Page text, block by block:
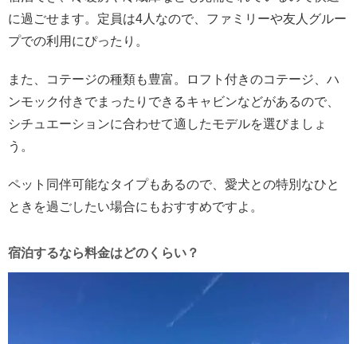
に過ごせます。定員は4人なので、ファミリーや友人グルー
プでの利用にぴったり。
また、コテージの種類も豊富。ロフト付きのコテージ、ハ
ンモック付きでまったりできるキャビンなどがあるので、
シチュエーションに合わせて適したモデルを選びましょ
う。
ペット同伴可能なタイプもあるので、愛犬との特別なひと
ときを過ごしたい場合にもおすすめですよ。
宿泊するなら料金はどのくらい？